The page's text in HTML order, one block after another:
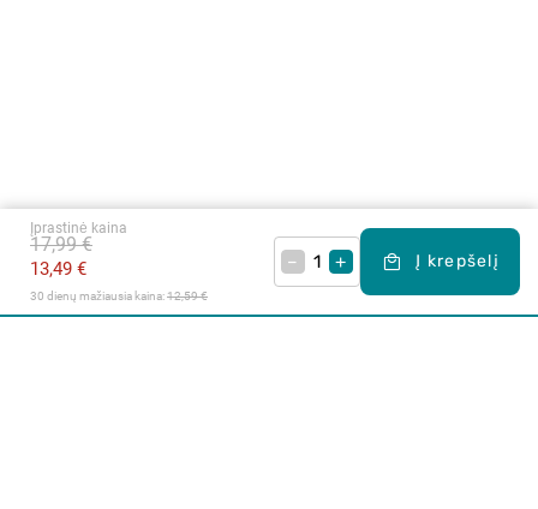
Įprastinė kaina
13,49 €
17,99 €
30 dienų mažiausia kaina: 12,59 €
– + Į krepšelį